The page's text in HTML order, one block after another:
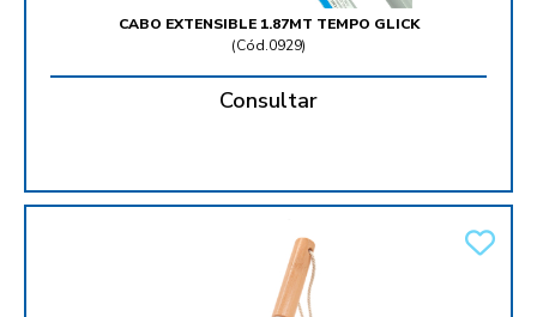
CABO EXTENSIBLE 1.87MT TEMPO GLICK
(Cód.0929)
Consultar